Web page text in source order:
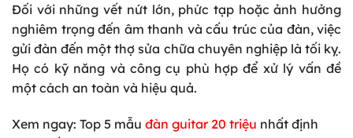
Đối với những vết nứt lớn, phức tạp hoặc ảnh hưởng
nghiêm trọng đến âm thanh và cấu trúc của đàn, việc
gửi đàn đến một thợ sửa chữa chuyên nghiệp là tối kỵ.
Họ có kỹ năng và công cụ phù hợp để xử lý vấn đề
một cách an toàn và hiệu quả.
Xem ngay: Top 5 mẫu đàn guitar 20 triệu nhất định